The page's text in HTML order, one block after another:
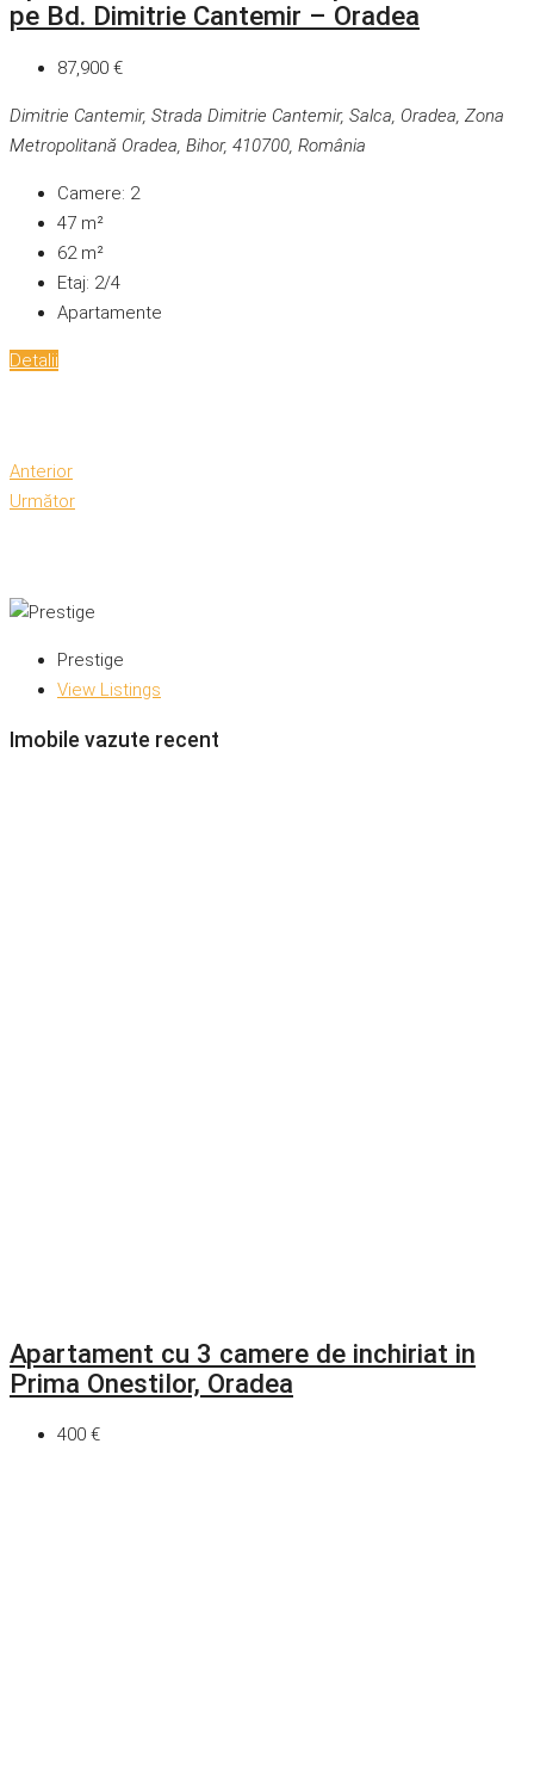
pe Bd. Dimitrie Cantemir – Oradea
87,900 €
Dimitrie Cantemir, Strada Dimitrie Cantemir, Salca, Oradea, Zona
Metropolitană Oradea, Bihor, 410700, România
Camere: 2
47 m²
62m²
Etaj: 2/4
Apartamente
Detalii
Anterior
Următor
Prestige
View Listings
Imobile vazute recent
Apartament cu 3 camere de inchiriat in
Prima Onestilor, Oradea
400 €